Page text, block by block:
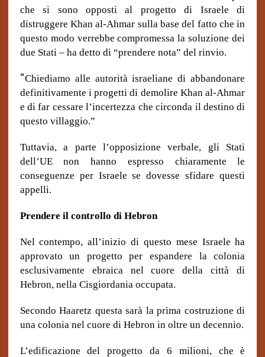
che si sono opposti al progetto di Israele di
distruggere Khan al-Ahmar sulla base del fatto che in
questo modo verrebbe compromessa la soluzione dei
due Stati – ha detto di “prendere nota” del rinvio.
“Chiediamo alle autorità israeliane di abbandonare
definitivamente i progetti di demolire Khan al-Ahmar
e di far cessare l’incertezza che circonda il destino di
questo villaggio.”
Tuttavia, a parte l’opposizione verbale, gli Stati
dell’UE non hanno espresso chiaramente le
conseguenze per Israele se dovesse sfidare questi
appelli.
Prendere il controllo di Hebron
Nel contempo, all’inizio di questo mese Israele ha
approvato un progetto per espandere la colonia
esclusivamente ebraica nel cuore della città di
Hebron, nella Cisgiordania occupata.
Secondo Haaretz questa sarà la prima costruzione di
una colonia nel cuore di Hebron in oltre un decennio.
L’edificazione del progetto da 6 milioni, che è